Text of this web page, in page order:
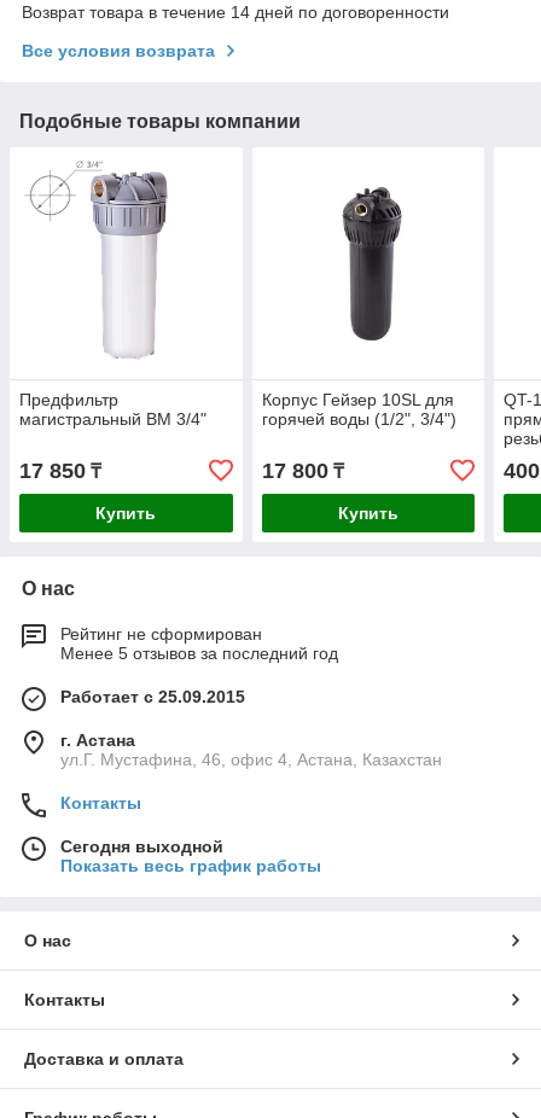
Возврат товара в течение 14 дней по договоренности
Все условия возврата
Подобные товары компании
Предфильтр
магистральный ВМ 3/4"
17 850 ₸
Купить
Корпус Гейзер 10SL для
горячей воды (1/2", 3/4")
17 800₸
Купить
QT-
400
О нас
Рейтинг не сформирован
Менее 5 отзывов за последний год
Работает с 25.09.2015
г. Астана
ул.Г. Мустафина, 46, офис 4, Астана, Казахстан
Контакты
Сегодня выходной
Показать весь график работы
О нас
Контакты
Доставка и оплата